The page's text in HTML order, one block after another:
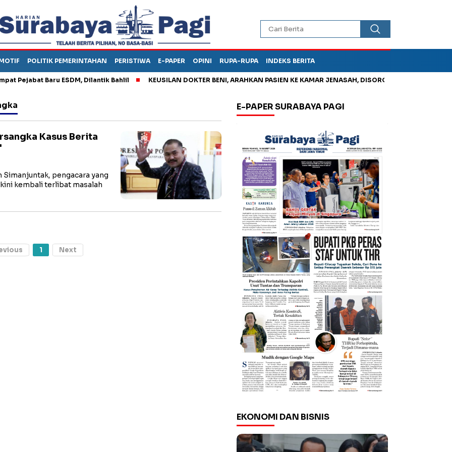
POLITIK PEMERINTAHAN PERISTIWA E-PAPER OPINI RUPA-RUPA INDEKS BERITA
Baru ESDM, Dilantik Bahlil KEUSILAN DOKTER BENI, ARAHKAN PASIEN KE KAMAR JENASAH, DISOROT
Kasus Berita
Simanjuntak, pengacara yang
kembali terlibat masalah
1 Next
E-PAPER SURABAYA PAGI
EKONOMI DAN BISNIS